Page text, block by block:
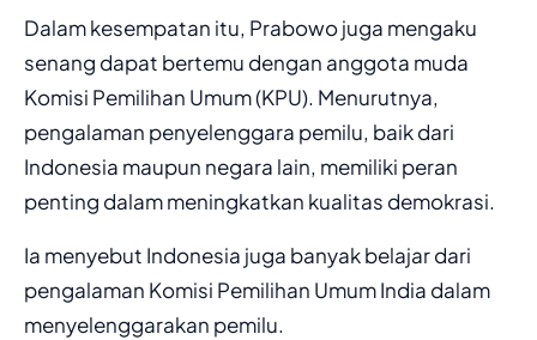
Dalam kesempatan itu, Prabowo juga mengaku
senang dapat bertemu dengan anggota muda
Komisi Pemilihan Umum (KPU). Menurutnya,
pengalaman penyelenggara pemilu, baik dari
Indonesia maupun negara lain, memiliki peran
penting dalam meningkatkan kualitas demokrasi.
Ia menyebut Indonesia juga banyak belajar dari
pengalaman Komisi Pemilihan Umum India dalam
menyelenggarakan pemilu.